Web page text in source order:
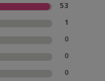
53
1
0
0
0